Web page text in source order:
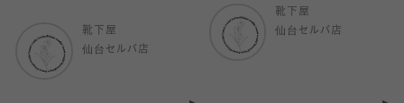
靴下屋
仙台セルバ店
靴下屋
仙台セルバ店